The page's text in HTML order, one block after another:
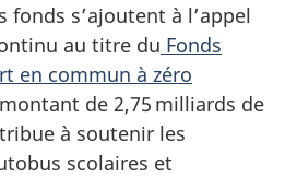
fonds s’ajoutent à l’appel
au titre du Fonds
en commun à zéro
de 2,75 milliards de
à soutenir les
scolaires et